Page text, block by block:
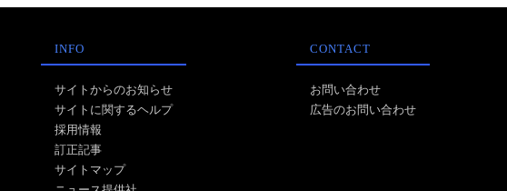
INFO
サイトからのお知らせ
サイトに関するヘルプ
採用情報
訂正記事
サイトマップ
CONTACT
お問い合わせ
広告のお問い合わせ